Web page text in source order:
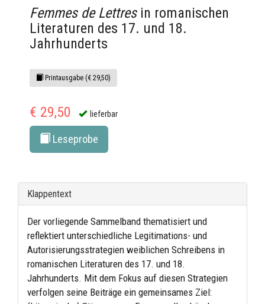
Femmes de Lettresin romanischen
Literaturen des 17. und 18.
Jahrhunderts
Printausgabe (€ 29,50)
€ 29,50 lieferbar
Leseprobe
Klappentext
Der vorliegende Sammelband thematisiert und
reflektiert unterschiedliche Legitimations- und
Autorisierungsstrategien weiblichen Schreibens in
romanischen Literaturen des 17. und 18.
Jahrhunderts. Mit dem Fokus auf diesen Strategien
verfolgen seine Beiträge ein gemeinsames Ziel: